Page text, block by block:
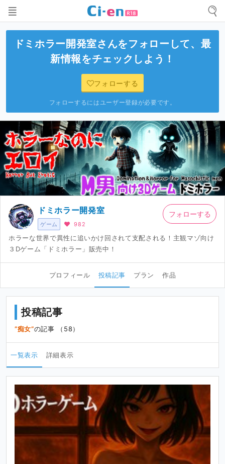
ドミホラー開発室さんをフォローして、最
新情報をチェックしよう！
フォローする
フォローするにはユーザー登録が必要です。
ゲーム
ドミホラー開発室
982
ホラーな世界で異性に追いかけ回されて支配される！主観マゾ向け
３Dゲーム「ドミホラー」販売中！
フォローする
プロフィール 投稿記事 プラン 作品
投稿記事
痴女 の記事 （58）
一覧表示 詳細表示